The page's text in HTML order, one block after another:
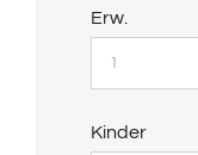
Erw.
Kinder